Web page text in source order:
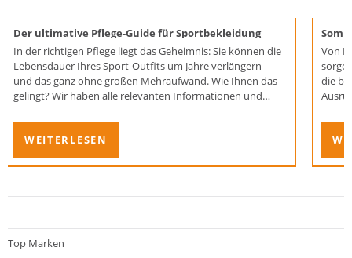
Der ultimative Pflege-Guide für Sportbekleidung
In der richtigen Pflege liegt das Geheimnis: Sie können die
Lebensdauer Ihres Sport-Outfits um Jahre verlängern –
und das ganz ohne großen Mehraufwand. Wie Ihnen das
gelingt? Wir haben alle relevanten Informationen und
WEITERLESEN
Von
die
Top Marken